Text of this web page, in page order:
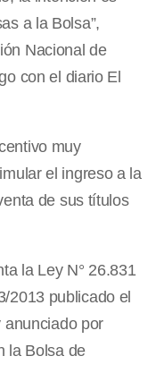
a la Bolsa”,
Nacional de
con el diario El
muy
el ingreso a la
de sus títulos
la Ley N° 26.831
2013 publicado el
anunciado por
la Bolsa de